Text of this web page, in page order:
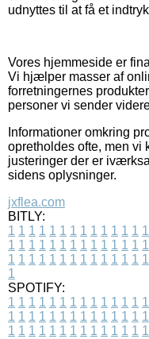
udnyttes til at få et
Vores hjemmeside er
Vi hjælper masser af
forretningernes
personer vi sender
Informationer omkring
opretholdes ofte, men vi
justeringer der er
sidens oplysninger.
jxflea.com
BITLY:
1 1 1 1 1 1 1 1 1 1 1 1 1 1
1 1 1 1 1 1 1 1 1 1 1 1 1 1
1 1 1 1 1 1 1 1 1 1 1 1 1 1
1
SPOTIFY:
1 1 1 1 1 1 1 1 1 1 1 1 1 1
1 1 1 1 1 1 1 1 1 1 1 1 1 1
1 1 1 1 1 1 1 1 1 1 1 1 1 1